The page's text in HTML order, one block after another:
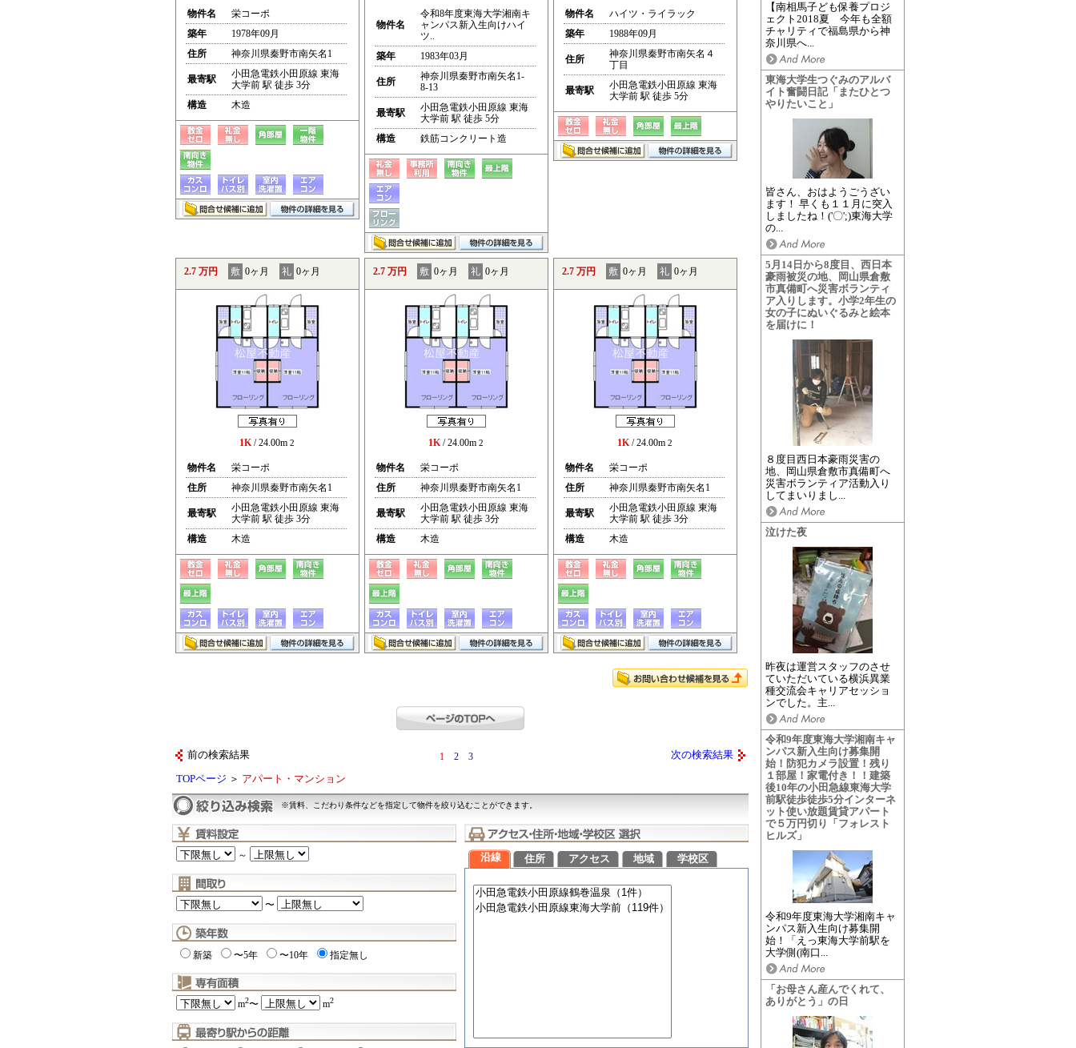
【南相馬子ども保養プロジ
ェクト2018夏 今年も全額
チャリティで福島県から神
奈川県へ...
東海大学生つぐみのアルバ
イト奮闘日記「またひとつ
やりたいこと」
皆さん、おはようごうざい
ます！ 早くも１１月に突入
しましたね！('〇';)東海大学
の...
5月14日から8度目、西日本
豪雨被災の地、岡山県倉敷
市真備町へ災害ボランティ
ア入りします。小学2年生の
女の子にぬいぐるみと絵本
を届けに！
８度目西日本豪雨災害の
地、岡山県倉敷市真備町へ
災害ボランティア活動入り
してまいりまし...
泣けた夜
昨夜は運営スタッフのさせ
ていただいている横浜異業
種交流会キャリアセッショ
ンでした。主...
令和9年度東海大学湘南キャ
ンパス新入生向け募集開
始！防犯カメラ設置！残り
１部屋！家電付き！！建築
後10年の小田急線東海大学
前駅徒歩徒歩5分インターネ
ット使い放題賃貸アパート
で５万円切り「フォレスト
ヒルズ」
令和9年度東海大学湘南キャ
ンパス新入生向け募集開
始！「えっ東海大学前駅を
大学側(南口...
「お母さん産んでくれて、
ありがとう」の日
物件名
栄コーポ
築年
1978年09月
住所
神奈川県秦野市南矢名1
最寄駅
小田急電鉄小田原線 東海
大学前 駅 徒歩 3分
構造
木造
物件名
令和8年度東海大学湘南キ
ャンパス新入生向けハイ
ツ..
築年
1983年03月
住所
神奈川県秦野市南矢名1-
8-13
最寄駅
小田急電鉄小田原線 東海
大学前 駅 徒歩 5分
構造
鉄筋コンクリート造
物件名
ハイツ・ライラック
築年
1988年09月
住所
神奈川県秦野市南矢名４
丁目
最寄駅
小田急電鉄小田原線 東海
大学前 駅 徒歩 5分
2.7 万円 敷 0ヶ月 礼 0ヶ月
1K/ 24.00m 2
物件名
栄コーポ
住所
神奈川県秦野市南矢名1
最寄駅
小田急電鉄小田原線 東海
大学前 駅 徒歩 3分
構造
木造
2.7 万円 敷 0ヶ月 礼 0ヶ月
1K/ 24.00m 2
物件名
栄コーポ
住所
神奈川県秦野市南矢名1
最寄駅
小田急電鉄小田原線 東海
大学前 駅 徒歩 3分
構造
木造
2.7 万円 敷 0ヶ月 礼 0ヶ月
1K/ 24.00m 2
物件名
栄コーポ
住所
神奈川県秦野市南矢名1
最寄駅
小田急電鉄小田原線 東海
大学前 駅 徒歩 3分
構造
木造
前の検索結果 1 2 3 次の検索結果
TOPページ ＞ アパート・マンション
※賃料、こだわり条件などを指定して物件を絞り込むことができます。
～
〜
新築 〜5年 〜10年 指定無し
m2〜 m2
沿線 住所 アクセス 地域 学校区